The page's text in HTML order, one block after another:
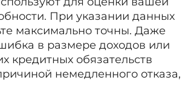
При указании данных
максимально точны. Даже
в размере доходов или
кредитных обязательств
немедленного отказа,